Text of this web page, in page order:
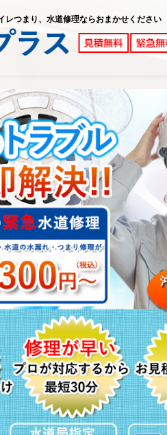
レつまり、水道修理ならおまかせください